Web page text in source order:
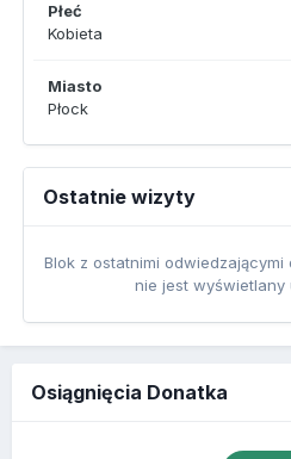
Płeć
Kobieta
Miasto
Płock
Ostatnie wizyty
Blok z ostatnimi odwiedzającymi
nie jest wyświetlany
Osiągnięcia Donatka